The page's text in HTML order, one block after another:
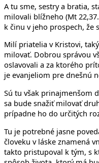
A tu sme, sestry a bratia,
milovali blížneho (Mt
k činu v jeho prospech, že
Milí priatelia v Kristovi,
milovať. Dobrou správou
oslavovali a za ktorého
je evanjeliom pre dnešnú
Sú tu však prinajmenšom
sa bude snažiť milovať
prípadne ho do určitých
Tu je potrebné jasne
človeku v láske znamená
takto pristupoval k tým, s